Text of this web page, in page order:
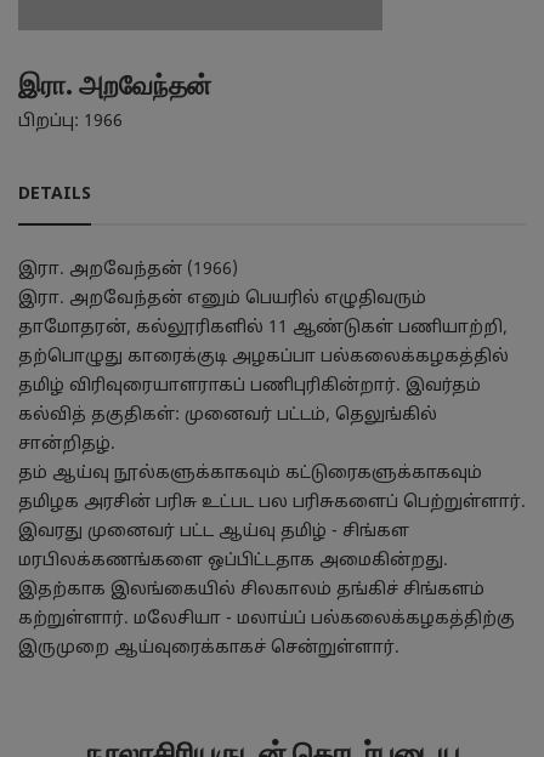
இரா. அறவேந்தன்
பிறப்பு: 1966
DETAILS
இரா. அறவேந்தன் (1966)
இரா. அறவேந்தன் எனும் பெயரில் எழுதிவரும்
தாமோதரன், கல்லூரிகளில் 11 ஆண்டுகள் பணியாற்றி,
தற்பொழுது காரைக்குடி அழகப்பா பல்கலைக்கழகத்தில்
தமிழ் விரிவுரையாளராகப் பணிபுரிகின்றார். இவர்தம்
கல்வித் தகுதிகள்: முனைவர் பட்டம், தெலுங்கில்
சான்றிதழ்.
தம் ஆய்வு நூல்களுக்காகவும் கட்டுரைகளுக்காகவும்
தமிழக அரசின் பரிசு உட்பட பல பரிசுகளைப் பெற்றுள்ளார்.
இவரது முனைவர் பட்ட ஆய்வு தமிழ் - சிங்கள
மரபிலக்கணங்களை ஒப்பிட்டதாக அமைகின்றது.
இதற்காக இலங்கையில் சிலகாலம் தங்கிச் சிங்களம்
கற்றுள்ளார். மலேசியா - மலாய்ப் பல்கலைக்கழகத்திற்கு
இருமுறை ஆய்வுரைக்காகச் சென்றுள்ளார்.